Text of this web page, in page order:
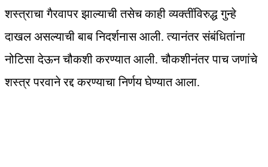
शस्त्राचा गैरवापर झाल्याची तसेच काही व्यक्तींविरुद्ध गुन्हे
दाखल असल्याची बाब निदर्शनास आली. त्यानंतर संबंधितांना
नोटिसा देऊन चौकशी करण्यात आली. चौकशीनंतर पाच जणांचे
शस्त्र परवाने रद्द करण्याचा निर्णय घेण्यात आला.